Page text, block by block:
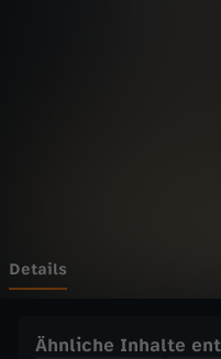
u
Details
Ähnliche Inhalte